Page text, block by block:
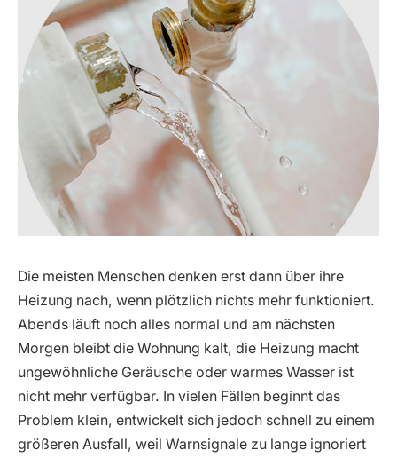
Die meisten Menschen denken erst dann über ihre
Heizung nach, wenn plötzlich nichts mehr funktioniert.
Abends läuft noch alles normal und am nächsten
Morgen bleibt die Wohnung kalt, die Heizung macht
ungewöhnliche Geräusche oder warmes Wasser ist
nicht mehr verfügbar. In vielen Fällen beginnt das
Problem klein, entwickelt sich jedoch schnell zu einem
größeren Ausfall, weil Warnsignale zu lange ignoriert